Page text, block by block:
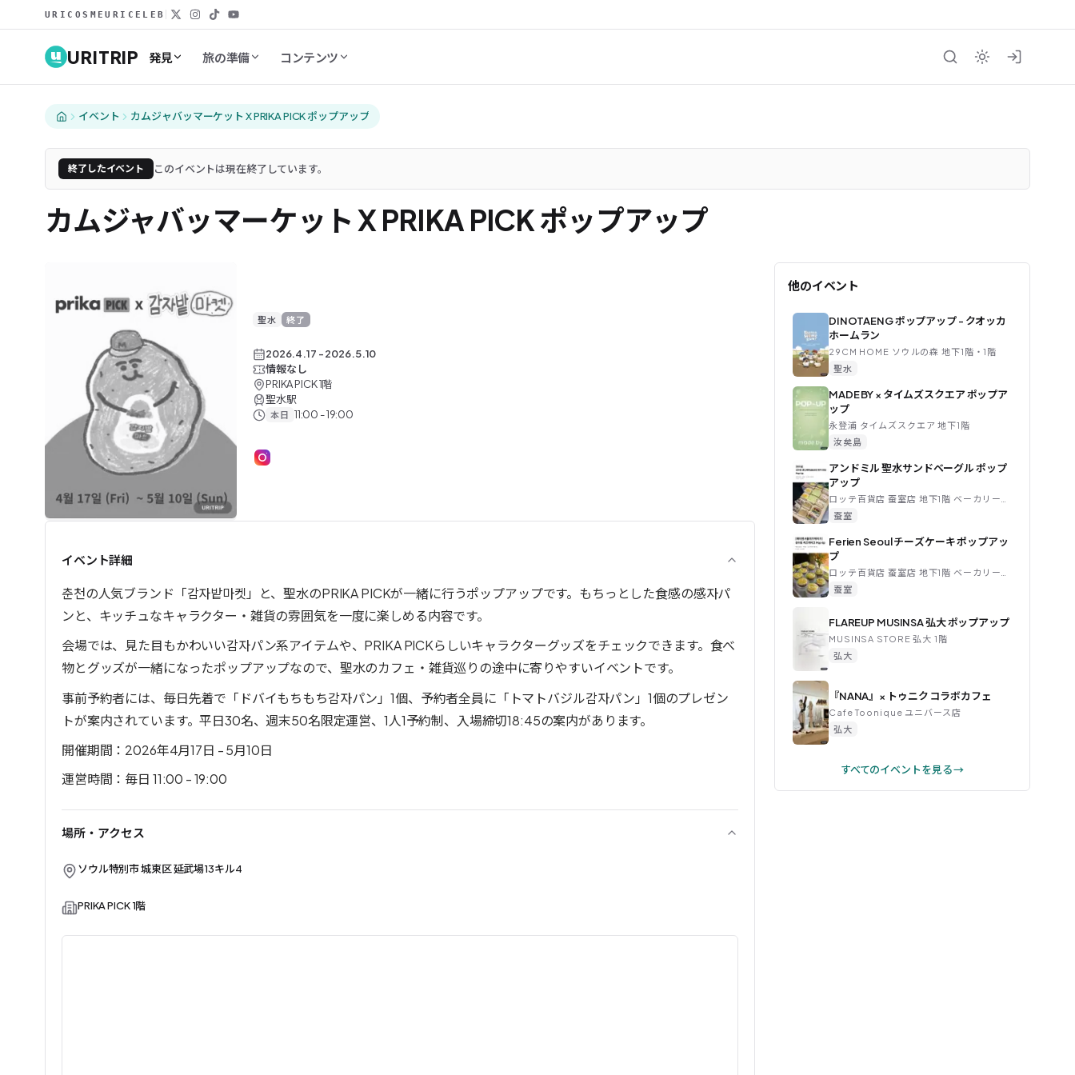
URICOSMEURICELEB
URITRIP 発見 旅の準備 コンテンツ
イベント カムジャバッマーケット X PRIKA PICK ポップアップ
終了したイベント このイベントは現在終了しています。
カムジャバッマーケット X PRIKA PICK ポップアップ
聖水 終了
2026.4.17 -2026.5.10
情報なし
PRIKA PICK 1階
聖水駅
本日 11:00 - 19:00
イベント詳細
춘천の人気ブランド「감자밭마켓」と、聖水のPRIKA PICKが一緒に行うポップアップです。もちっとした食感の感자パ
ンと、キッチュなキャラクター・雑貨の雰囲気を一度に楽しめる内容です。
会場では、見た目もかわいい감자パン系アイテムや、PRIKA PICKらしいキャラクターグッズをチェックできます。食べ
物とグッズが一緒になったポップアップなので、聖水のカフェ・雑貨巡りの途中に寄りやすいイベントです。
事前予約者には、毎日先着で「ドバイもちもち감자パン」1個、予約者全員に「トマトバジル감자パン」1個のプレゼン
トが案内されています。平日30名、週末50名限定運営、1人1予約制、入場締切18:45の案内があります。
開催期間：2026年4月17日 - 5月10日
運営時間：毎日 11:00 - 19:00
場所・アクセス
ソウル特別市 城東区 延武場13キル4
PRIKA PICK 1階
他のイベント
DINOTAENG ポップアップ - クオッカ
ホームラン
29CM HOME ソウルの森 地下1階・1階
聖水
MADE BY × タイムズスクエア ポップア
ップ
永登浦 タイムズスクエア 地下1階
汝矣島
アンドミル 聖水サンドベーグル ポップ
アップ
蚕室
Ferien Seoul チーズケーキ ポップアッ
プ
蚕室
FLAREUP MUSINSA 弘大 ポップアップ
MUSINSA STORE 弘大 1階
弘大
『NANA』× トゥニク コラボカフェ
Cafe Toonique ユニバース店
弘大
すべてのイベントを見る →